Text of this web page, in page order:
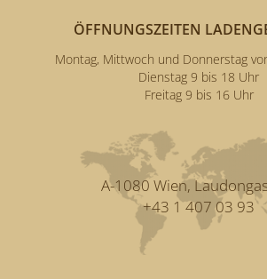
ÖFFNUNGSZEITEN
Montag, Mittwoch und Donnerstag
Dienstag 9 bis 18 Uhr
Freitag 9 bis 16 Uhr
A-1080 Wien,
+43 1 407 03 93